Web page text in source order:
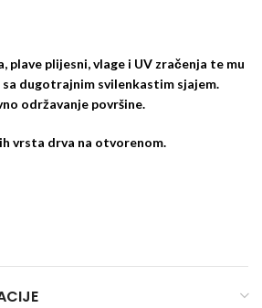
plijesni, vlage i UV zračenja te mu
sa dugotrajnim svilenkastim sjajem.
održavanje površine.
vrsta drva na otvorenom.